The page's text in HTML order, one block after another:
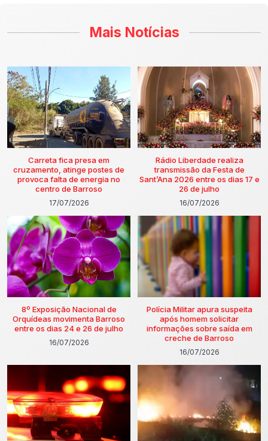
Mais Notícias
Carreta fica presa em
cruzamento, atinge postes de
provoca falta de energia no
centro de Barroso
17/07/2026
Rádio Liberdade realiza
transmissão da Festa de
Sant’Ana 2026 entre os dias 17 e
26 de julho
16/07/2026
8º Exposição Nacional de
Orquídeas movimenta Barroso
entre os dias 24 e 26 de julho
16/07/2026
Polícia Militar apura suspeita
após homem solicitar
informações sobre saída em
creche de Barroso
16/07/2026